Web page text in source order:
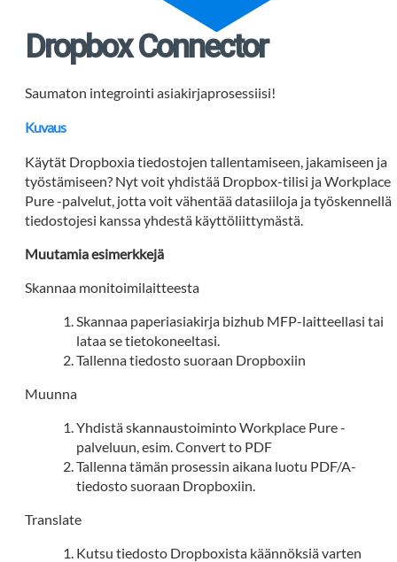
Dropbox Connector
Saumaton integrointi asiakirjaprosessiisi!
Kuvaus
Käytät Dropboxia tiedostojen tallentamiseen, jakamiseen ja
työstämiseen? Nyt voit yhdistää Dropbox-tilisi ja Workplace
Pure -palvelut, jotta voit vähentää datasiiloja ja työskennellä
tiedostojesi kanssa yhdestä käyttöliittymästä.
Muutamia esimerkkejä
Skannaa monitoimilaitteesta
Skannaa paperiasiakirja bizhub MFP-laitteellasi tai
lataa se tietokoneeltasi.
Tallenna tiedosto suoraan Dropboxiin
Muunna
Yhdistä skannaustoiminto Workplace Pure -
palveluun, esim. Convert to PDF
Tallenna tämän prosessin aikana luotu PDF/A-
tiedosto suoraan Dropboxiin.
Translate
Kutsu tiedosto Dropboxista käännöksiä varten